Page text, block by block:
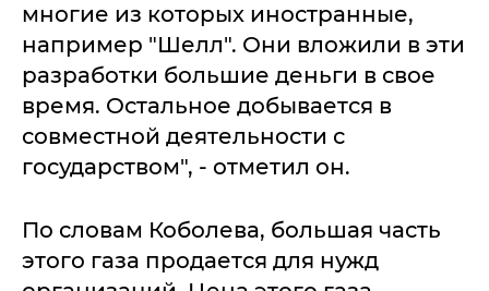
многие из которых иностранные,
например "Шелл". Они вложили в эти
разработки большие деньги в свое
время. Остальное добывается в
совместной деятельности с
государством", - отметил он.
По словам Коболева, большая часть
этого газа продается для нужд